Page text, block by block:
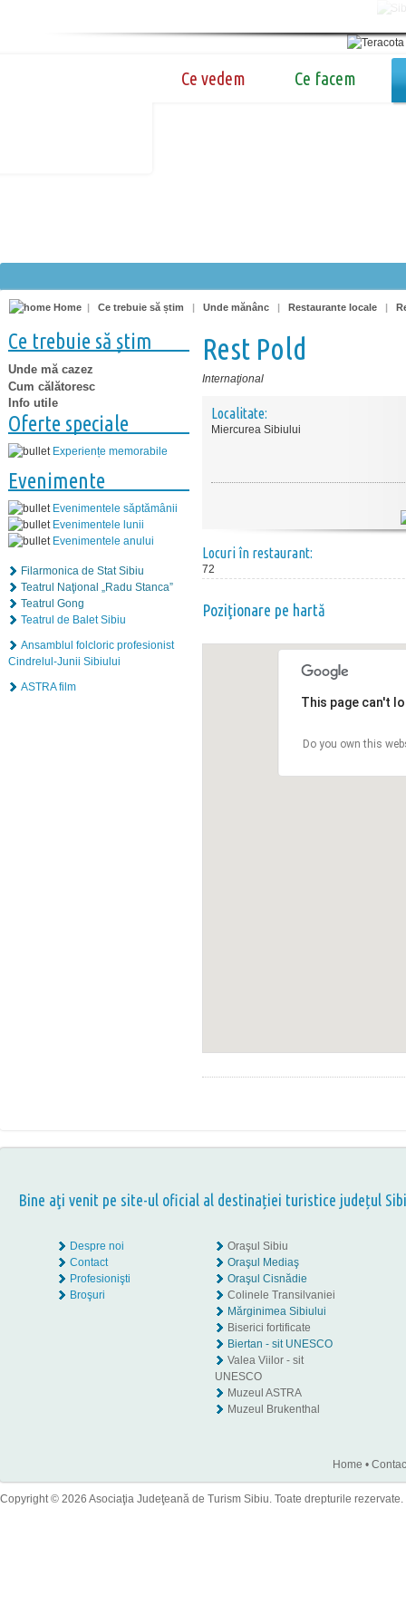
Ce vedem Ce facem
Home | Ce trebuie să știm | Unde mănânc | Restaurante locale |
Ce trebuie să știm
Unde mă cazez
Cum călătoresc
Info utile
Oferte speciale
Experiențe memorabile
Evenimente
Evenimentele săptămânii
Evenimentele lunii
Evenimentele anului
Filarmonica de Stat Sibiu
Teatrul Naţional „Radu Stanca”
Teatrul Gong
Teatrul de Balet Sibiu
Ansamblul folcloric profesionist
Cindrelul-Junii Sibiului
ASTRA film
Rest Pold
Internaţional
Localitate:
Miercurea Sibiului
Locuri în restaurant:
72
Poziţionare pe hartă
This page can't
Do you own this
Bine aţi venit pe site-ul oficial al destinației turistice județul
Despre noi
Contact
Profesionişti
Broşuri
Oraşul Sibiu
Oraşul Mediaş
Oraşul Cisnădie
Colinele Transilvaniei
Mărginimea Sibiului
Biserici fortificate
Biertan - sit UNESCO
Valea Viilor - sit
UNESCO
Muzeul ASTRA
Muzeul Brukenthal
Home •
Copyright © 2026 Asociaţia Judeţeană de Turism Sibiu. Toate drepturile rezervate.